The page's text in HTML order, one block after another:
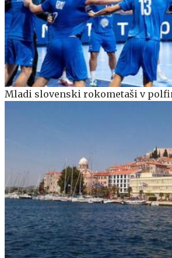
Mladi slovenski rokometaši v